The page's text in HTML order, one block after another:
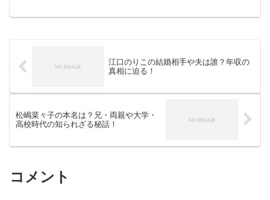
江口のりこの結婚相手や夫は誰？年収の
真相に迫る！
松嶋菜々子の本名は？兄・両親や大学・
高校時代の知られざる秘話！
コメント